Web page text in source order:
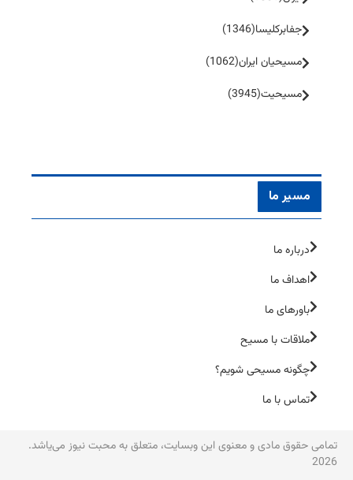
جفا‌بر‌کلیسا(1346)
مسیحیان ایران(1062)
مسیحیت(3945)
مسیر ما
درباره ما
اهداف ما
باورهای ما
ملاقات با مسیح
چگونه مسیحی شویم؟
تماس با ما
تمامی حقوق مادی و معنوی این وبسایت، متعلق به محبت نیوز می‌یاشد.
2026